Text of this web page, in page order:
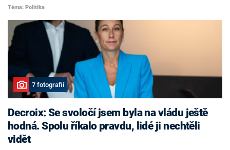
Téma: Politika
7 fotografií
Decroix: Se svoločí jsem byla na vládu ještě
hodná. Spolu říkalo pravdu, lidé ji nechtěli
vidět